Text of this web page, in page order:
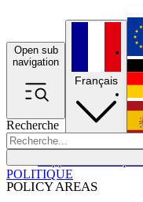
Open sub
navigation
Recherche
POLICY AREAS
Français
POLITIQUE